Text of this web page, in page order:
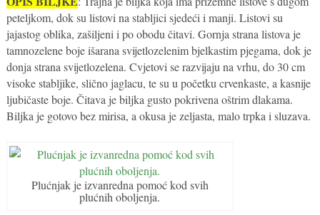
peteljkom, dok su listovi na stabljici sjedeći i manji. Listovi su
jajastog oblika, zašiljeni i po obodu čitavi. Gornja strana listova je
tamnozelene boje išarana svijetlozelenim bjelkastim pjegama, dok je
donja strana svijetlozelena. Cvjetovi se razvijaju na vrhu, do 30 cm
visoke stabljike, slično jaglacu, te su u početku crvenkaste, a kasnije
ljubičaste boje. Čitava je biljka gusto pokrivena oštrim dlakama.
Biljka je gotovo bez mirisa, a okusa je zeljasta, malo trpka i sluzava.
Plućnjak je izvanredna pomoć kod svih
plućnih oboljenja.